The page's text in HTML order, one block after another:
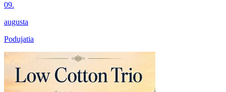
09.
augusta
Podujatia